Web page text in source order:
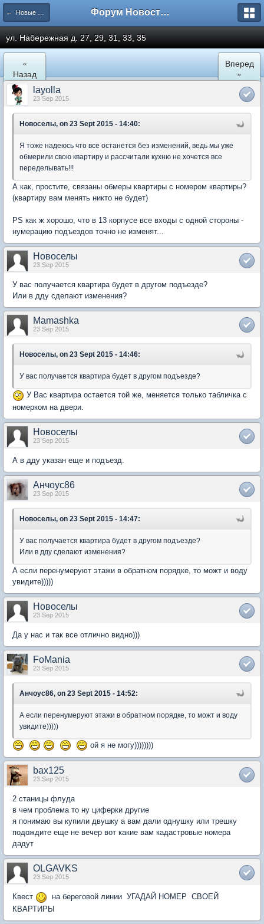
← Новые Водники Форум Новостройки
ул. Набережная д. 27, 29, 31, 33, 35
«
Назад
Вперед
»
layolla
23 Sep 2015
Новоселы, on 23 Sept 2015 - 14:40:
Я тоже надеюсь что все останется без изменений, ведь мы уже
обмерили свою квартиру и рассчитали кухню не хочется все
переделывать!!!
А как, простите, связаны обмеры квартиры с номером квартиры?
(квартиру вам менять никто не будет)
PS как ж хорошо, что в 13 корпусе все входы с одной стороны -
нумерацию подъездов точно не изменят...
Новоселы
23 Sep 2015
У вас получается квартира будет в другом подъезде?
Или в дду сделают изменения?
Mamashka
23 Sep 2015
Новоселы, on 23 Sept 2015 - 14:46:
У вас получается квартира будет в другом подъезде?
У Вас квартира остается той же, меняется только табличка с
номерком на двери.
Новоселы
23 Sep 2015
А в дду указан еще и подъезд.
Анчоус86
23 Sep 2015
Новоселы, on 23 Sept 2015 - 14:47:
У вас получается квартира будет в другом подъезде?
Или в дду сделают изменения?
А если перенумеруют этажи в обратном порядке, то можт и воду
увидите)))))
Новоселы
23 Sep 2015
Да у нас и так все отлично видно)))
FoMania
23 Sep 2015
Анчоус86, on 23 Sept 2015 - 14:52:
А если перенумеруют этажи в обратном порядке, то можт и воду
увидите)))))
ой я не могу))))))))
bax125
23 Sep 2015
2 станицы флуда
в чем проблема то ну циферки другие
я понимаю вы купили двушку а вам дали однушку или трешку
подождите еще не вечер вот какие вам кадастровые номера
дадут
OLGAVKS
23 Sep 2015
Квест
на береговой линии УГАДАЙ НОМЕР СВОЕЙ
КВАРТИРЫ